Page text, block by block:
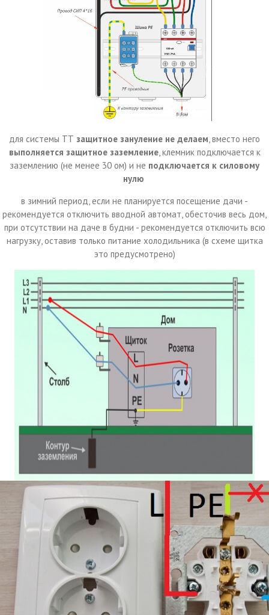
для системы ТТ защитное зануление не делаем , вместо него
выполняется защитное заземление, клемник подключается к
заземлению (не менее 30 ом) и не подключается к силовому
нулю
в зимний период, если не планируется посещение дачи -
рекомендуется отключить вводной автомат, обесточив весь дом,
при отсутствии на даче в будни - рекомендуется отключить всю
нагрузку, оставив только питание холодильника (в схеме щитка
это предусмотрено)